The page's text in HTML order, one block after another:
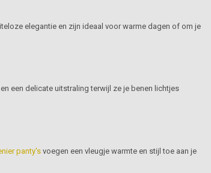
elegantie en zijn ideaal voor warme dagen of om je
een delicate uitstraling terwijl ze je benen lichtjes
panty's voegen een vleugje warmte en stijl toe aan je